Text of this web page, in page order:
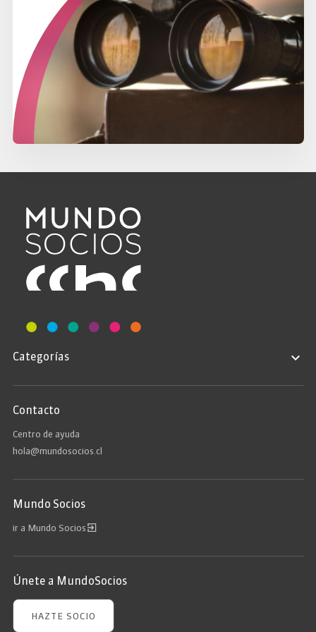
Categorías
Contacto
Centro de ayuda
hola@mundosocios.cl
Mundo Socios
ir a Mundo Socios
Únete a MundoSocios
HAZTE SOCIO